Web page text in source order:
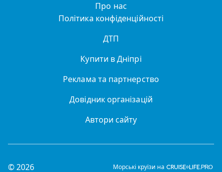
Про нас
Політика конфіденційності
ДТП
Купити в Дніпрі
Реклама та партнерство
Довідник організацій
Автори сайту
© 2026 Морські круїзи на